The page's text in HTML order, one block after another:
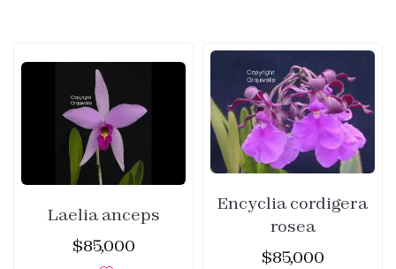
Laelia anceps
$85,000
Encyclia cordigera
rosea
$85,000